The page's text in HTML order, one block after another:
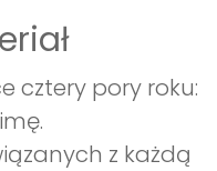
cztery pory roku:
z każdą